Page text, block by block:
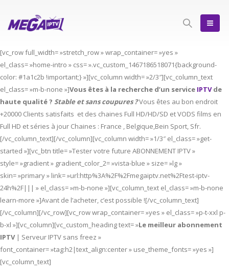
[vc_row full_width= »stretch_row » wrap_container= »yes »
el_class= »home-intro » css= ».vc_custom_1467186518071{background-
color: #1a1c2b !important;} »][vc_column width= »2/3″][vc_column_text
el_class= »m-b-none »]Vous êtes à la recherche d’un service IPTVde
haute qualité ? Stable et sans coupures ?Vous êtes au bon endroit
+20000 Clients satisfaits et des chaines Full HD/HD/SD et VODS films en
Full HD et séries à jour Chaines : France , Belgique,Bein Sport, Sfr.
[/vc_column_text][/vc_column][vc_column width= »1/3″ el_class= »get-
started »][vc_btn title= »Tester votre future ABONNEMENT IPTV »
style= »gradient » gradient_color_2= »vista-blue » size= »lg »
skin= »primary » link= »url:http%3A%2F%2Fmegaiptv.net%2Ftest-iptv-
24h%2F||| » el_class= »m-b-none »][vc_column_text el_class= »m-b-none
learn-more »]Avant de l’acheter, c’est possible ![/vc_column_text]
[/vc_column][/vc_row][vc_row wrap_container= »yes » el_class= »p-t-xxl p-
b-xl »][vc_column][vc_custom_heading text= »Le meilleur abonnement
IPTV | Serveur IPTV sans freez »
font_container= »tag:h2|text_align:center » use_theme_fonts= »yes »]
[vc_column_text]